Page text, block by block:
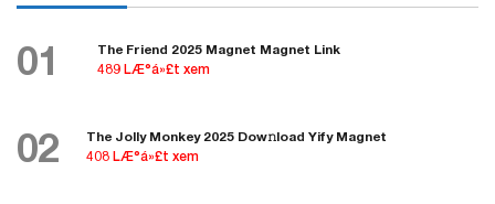
01
The Friend 2025 Magnet Magnet Link
489 LÆ°á»£t xem
02
The Jolly Monkey 2025 Dow𝚗load Yify Magnet
408 LÆ°á»£t xem